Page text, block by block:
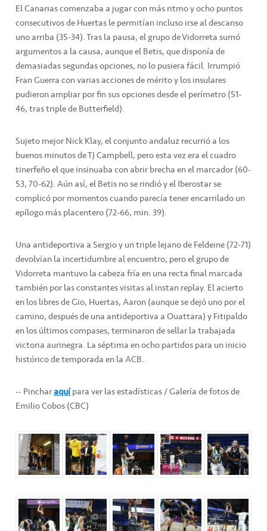
El Canarias comenzaba a jugar con más ritmo y ocho puntos
consecutivos de Huertas le permitían incluso irse al descanso
uno arriba (35-34). Tras la pausa, el grupo de Vidorreta sumó
argumentos a la causa, aunque el Betis, que disponía de
demasiadas segundas opciones, no lo pusiera fácil. Irrumpió
Fran Guerra con varias acciones de mérito y los insulares
pudieron ampliar por fin sus opciones desde el perímetro (51-
46, tras triple de Butterfield).
Sujeto mejor Nick Klay, el conjunto andaluz recurrió a los
buenos minutos de TJ Campbell, pero esta vez era el cuadro
tinerfeño el que insinuaba con abrir brecha en el marcador (60-
53, 70-62). Aún así, el Betis no se rindió y el Iberostar se
complicó por momentos cuando parecía tener encarrilado un
epílogo más placentero (72-66, min. 39).
Una antideportiva a Sergio y un triple lejano de Feldeine (72-71)
devolvían la incertidumbre al encuentro, pero el grupo de
Vidorreta mantuvo la cabeza fría en una recta final marcada
también por las constantes visitas al instan replay. El acierto
en los libres de Gio, Huertas, Aaron (aunque se dejó uno por el
camino, después de una antideportiva a Ouattara) y Fitipaldo
en los últimos compases, terminaron de sellar la trabajada
victoria aurinegra. La séptima en ocho partidos para un inicio
histórico de temporada en la ACB.
-- Pincharaquípara ver las estadísticas / Galería de fotos de
Emilio Cobos (CBC)